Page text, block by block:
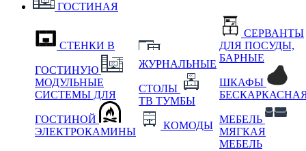
ГОСТИНАЯ
СТЕНКИ В
ГОСТИНУЮ
МОДУЛЬНЫЕ
СИСТЕМЫ ДЛЯ
ГОСТИНОЙ
ЭЛЕКТРОКАМИНЫ
ЖУРНАЛЬНЫЕ
СТОЛЫ
ТВ ТУМБЫ
КОМОДЫ
СЕРВАНТЫ
ДЛЯ ПОСУДЫ,
БАРНЫЕ
ШКАФЫ
МЕБЕЛЬ
МЯГКАЯ
МЕБЕЛЬ